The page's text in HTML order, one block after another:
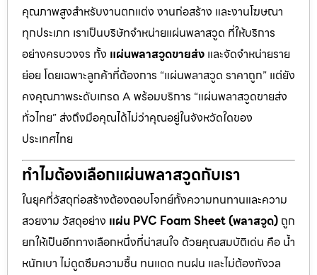
คุณภาพสูงสำหรับงานตกแต่ง งานก่อสร้าง และงานโฆษณา
ทุกประเภท เราเป็นบริษัทจำหน่ายแผ่นพลาสวูด ที่ให้บริการ
อย่างครบวงจร ทั้ง แผ่นพลาสวูดขายส่ง และจัดจำหน่ายราย
ย่อย โดยเฉพาะลูกค้าที่ต้องการ “แผ่นพลาสวูด ราคาถูก” แต่ยัง
คงคุณภาพระดับเกรด A พร้อมบริการ “แผ่นพลาสวูดขายส่ง
ทั่วไทย” ส่งถึงมือคุณได้ไม่ว่าคุณอยู่ในจังหวัดใดของ
ประเทศไทย
ทำไมต้องเลือกแผ่นพลาสวูดกับเรา
ในยุคที่วัสดุก่อสร้างต้องตอบโจทย์ทั้งความทนทานและความ
สวยงาม วัสดุอย่าง แผ่น PVC Foam Sheet (พลาสวูด) ถูก
ยกให้เป็นอีกทางเลือกหนึ่งที่น่าสนใจ ด้วยคุณสมบัติเด่น คือ น้ำ
หนักเบา ไม่ดูดซึมความชื้น ทนแดด ทนฝน และไม่ต้องกังวล